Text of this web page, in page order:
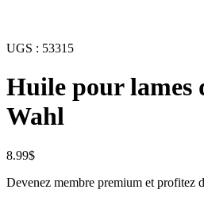
UGS : 53315
Huile pour lames
Wahl
8.99$
Devenez membre premium et profitez